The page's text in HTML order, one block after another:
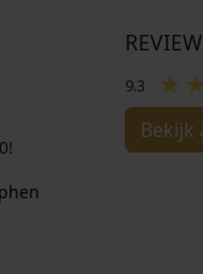
9.3
Bekijk